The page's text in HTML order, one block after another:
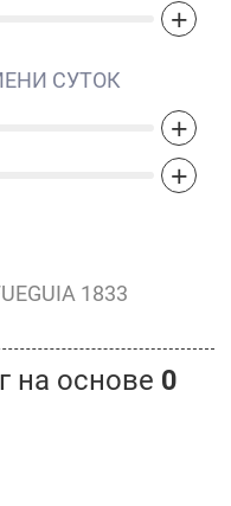
+
СУТОК
+
+
1833
на основе 0